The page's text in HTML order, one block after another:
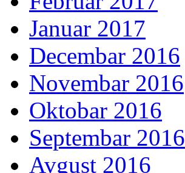
Januar 2017
Decembar 2016
Novembar 2016
Oktobar 2016
Septembar 2016
Avgust 2016